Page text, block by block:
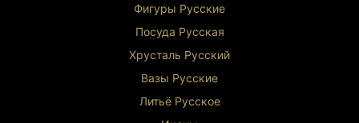
Фигуры Русские
Посуда Русская
Хрусталь Русский
Вазы Русские
Литьё Русское